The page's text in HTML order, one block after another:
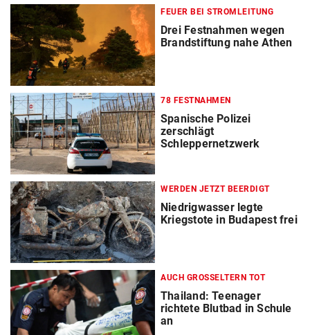
FEUER BEI STROMLEITUNG
Drei Festnahmen wegen
Brandstiftung nahe Athen
78 FESTNAHMEN
Spanische Polizei
zerschlägt
Schleppernetzwerk
WERDEN JETZT BEERDIGT
Niedrigwasser legte
Kriegstote in Budapest frei
AUCH GROSSELTERN TOT
Thailand: Teenager
richtete Blutbad in Schule
an